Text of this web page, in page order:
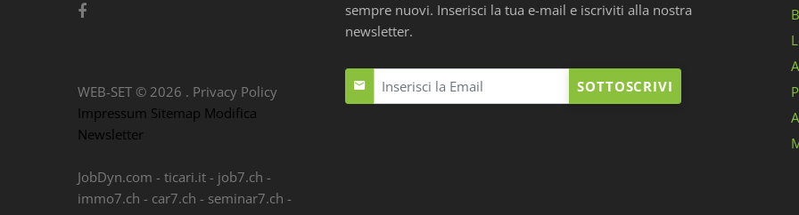
sempre nuovi. Inserisci la tua e-mail e iscriviti alla nostra
newsletter.
SOTTOSCRIVI
WEB-SET © 2026 . Privacy Policy
Impressum Sitemap Modifica
Newsletter
JobDyn.com - ticari.it - job7.ch -
immo7.ch - car7.ch - seminar7.ch -